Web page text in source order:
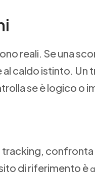
reali. Se una
caldo istinto. Un
se è logico o
di riferimento è